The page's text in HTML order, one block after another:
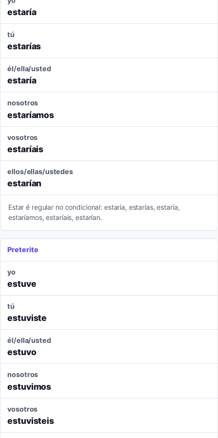
estaría
tú
estarías
él/ella/usted
estaría
nosotros
estaríamos
vosotros
estaríais
ellos/ellas/ustedes
estarían
Estar é regular no condicional: estaría, estarías, estaría,
estaríamos, estaríais, estarían.
Preterite
yo
estuve
tú
estuviste
él/ella/usted
estuvo
nosotros
estuvimos
vosotros
estuvisteis